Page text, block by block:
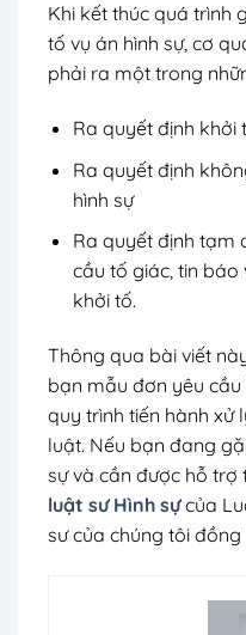
Khi kết thúc quá trình
tố vụ án hình sự, cơ
phải ra một trong
Ra quyết định khởi
Ra quyết định
hình sự
Ra quyết định tạm
cầu tố giác, tin báo
khởi tố.
Thông qua bài viết
bạn mẫu đơn yêu cầu
quy trình tiến hành xử
luật. Nếu bạn đang
sự và cần được hỗ trợ
luật sư Hình sựcủa
sư của chúng tôi